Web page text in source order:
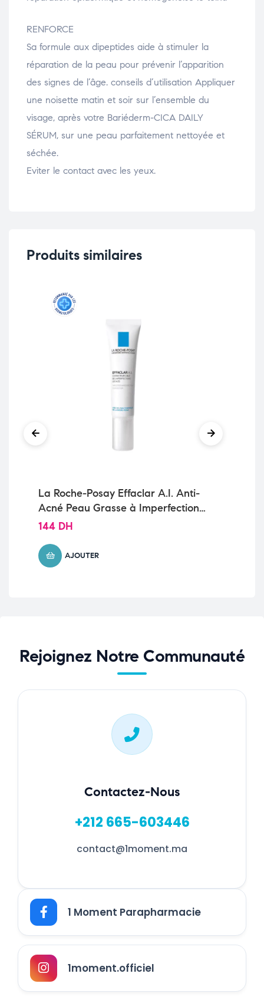
RENFORCE
Sa formule aux dipeptides aide à stimuler la
réparation de la peau pour prévenir l’apparition
des signes de l’âge. conseils d’utilisation Appliquer
une noisette matin et soir sur l’ensemble du
visage, après votre Bariéderm-CICA DAILY
SÉRUM, sur une peau parfaitement nettoyée et
séchée.
Eviter le contact avec les yeux.
Produits similaires
La Roche-Posay Effaclar A.I. Anti-
Acné Peau Grasse à Imperfections
| 15ml
144 DH
AJOUTER
Rejoignez Notre Communauté
Contactez-Nous
+212 665-603446
contact@1moment.ma
1 Moment Parapharmacie
1moment.officiel